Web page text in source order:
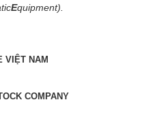
Equipment).
VIỆT NAM
COMPANY